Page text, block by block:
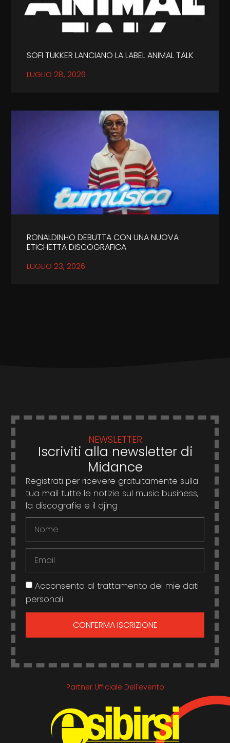
SOFI TUKKER LANCIANO LA LABEL ANIMAL TALK
LUGLIO 28, 2026
RONALDINHO DEBUTTA CON UNA NUOVA
ETICHETTA DISCOGRAFICA
LUGLIO 23, 2026
NEWSLETTER
Iscriviti alla newsletter di
Midance
Registrati per ricevere gratuitamente sulla
tua mail tutte le notizie sul music business,
la discografie e il djing
Acconsento al trattamento dei mie dati
personali
CONFERMA ISCRIZIONE
Partner Ufficiale Dell'evento